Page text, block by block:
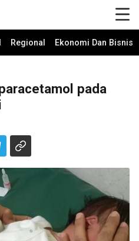
Regional Ekonomi Dan Bisnis
pada